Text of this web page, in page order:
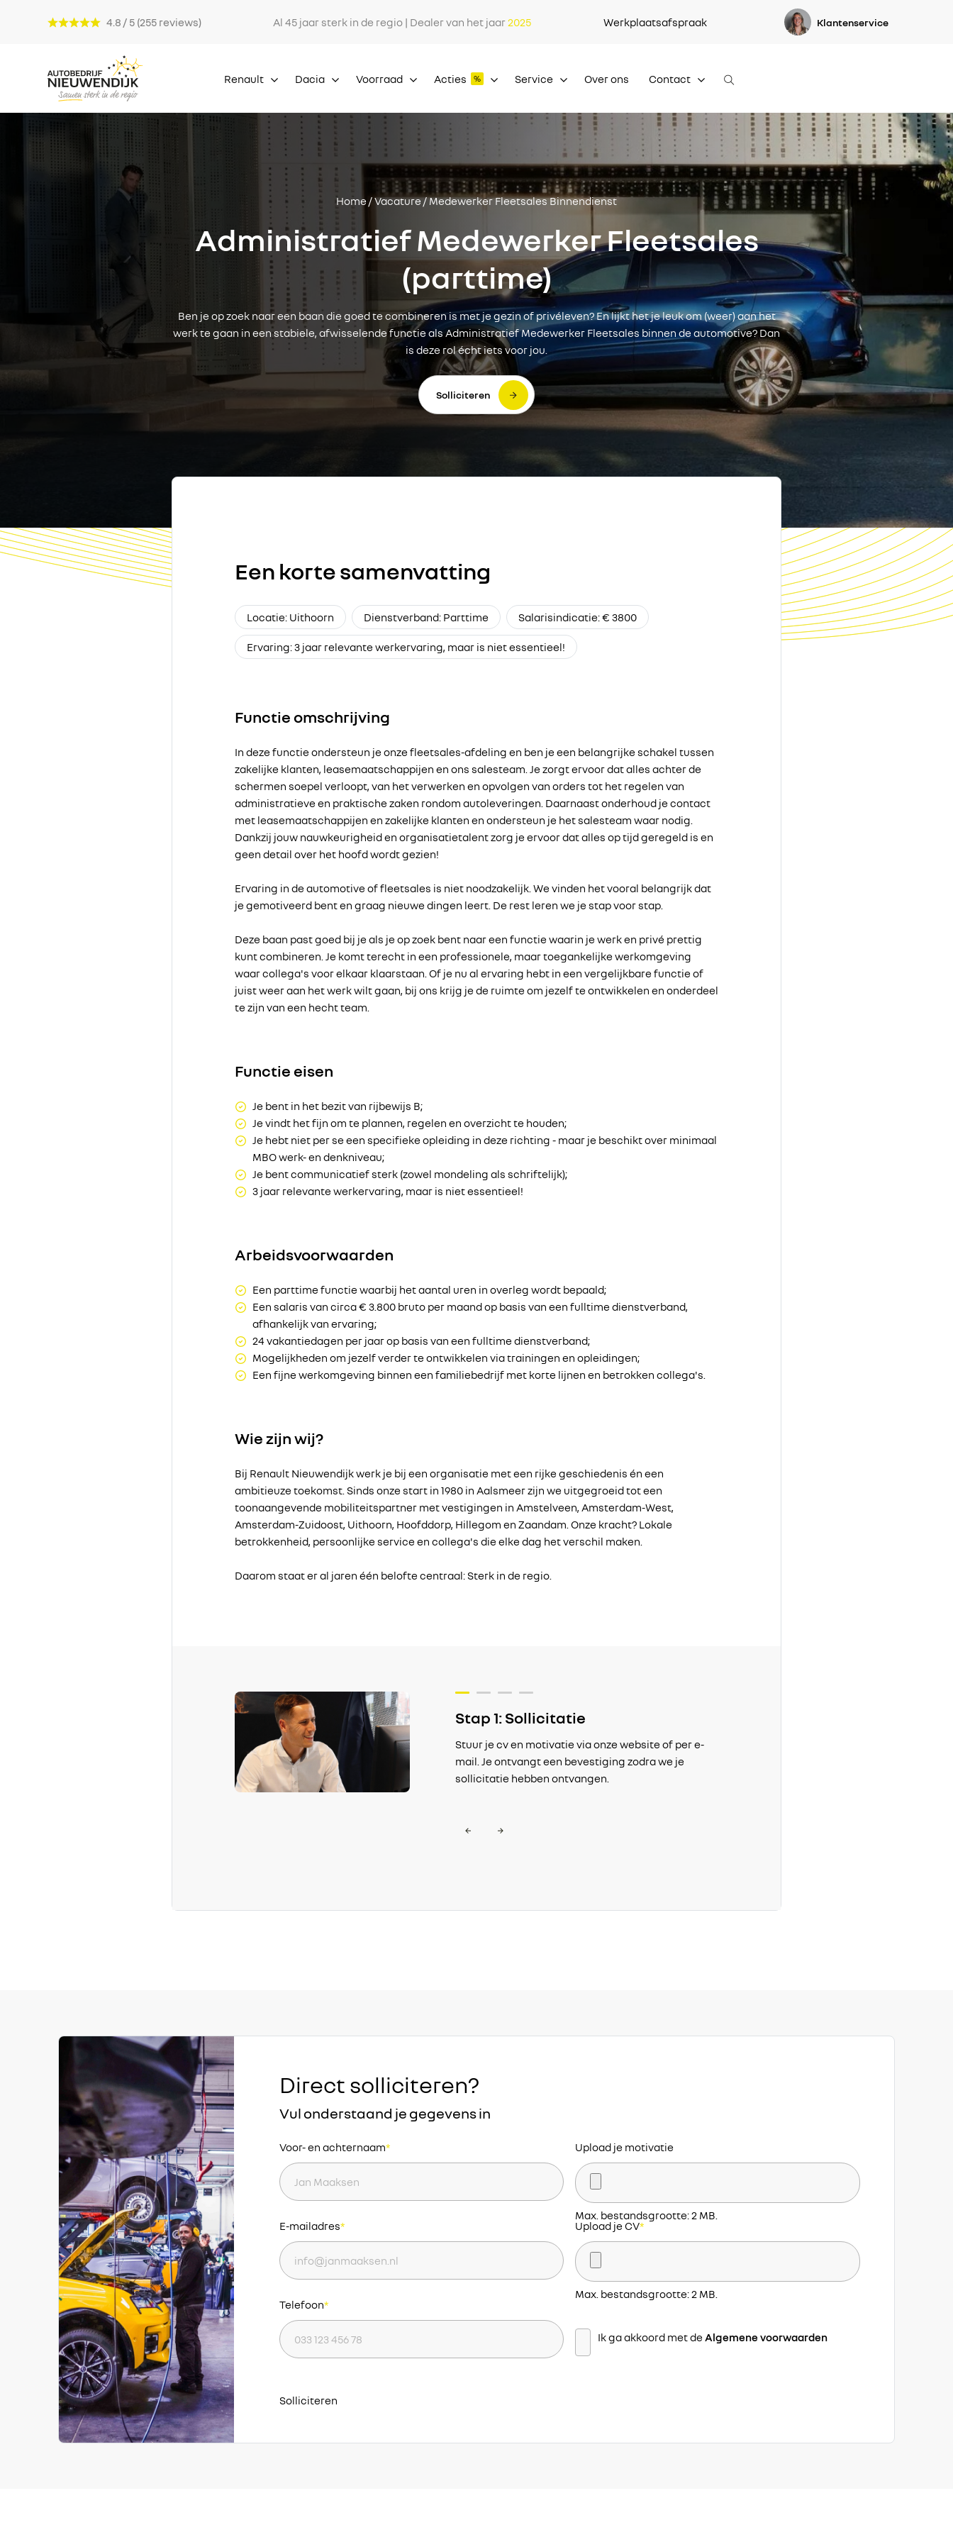
4.8 / 5 (255 reviews) Al 45 jaar sterk in de regio | Dealer van het jaar2025 Werkplaatsafspraak Klantenservice
Renault Dacia Voorraad Acties Service Over ons Contact
Home/Vacature/ Medewerker Fleetsales Binnendienst
Administratief Medewerker Fleetsales
(parttime)
Ben je op zoek naar een baan die goed te combineren is met je gezin of privéleven? En lijkt het je leuk om (weer) aan het
werk te gaan in een stabiele, afwisselende functie als Administratief Medewerker Fleetsales binnen de automotive? Dan
is deze rol écht iets voor jou.
Solliciteren
Een korte samenvatting
Locatie: Uithoorn Dienstverband: Parttime Salarisindicatie: € 3800
Ervaring: 3 jaar relevante werkervaring, maar is niet essentieel!
Functie omschrijving
In deze functie ondersteun je onze fleetsales-afdeling en ben je een belangrijke schakel tussen
zakelijke klanten, leasemaatschappijen en ons salesteam. Je zorgt ervoor dat alles achter de
schermen soepel verloopt, van het verwerken en opvolgen van orders tot het regelen van
administratieve en praktische zaken rondom autoleveringen. Daarnaast onderhoud je contact
met leasemaatschappijen en zakelijke klanten en ondersteun je het salesteam waar nodig.
Dankzij jouw nauwkeurigheid en organisatietalent zorg je ervoor dat alles op tijd geregeld is en
geen detail over het hoofd wordt gezien!
Ervaring in de automotive of fleetsales is niet noodzakelijk. We vinden het vooral belangrijk dat
je gemotiveerd bent en graag nieuwe dingen leert. De rest leren we je stap voor stap.
Deze baan past goed bij je als je op zoek bent naar een functie waarin je werk en privé prettig
kunt combineren. Je komt terecht in een professionele, maar toegankelijke werkomgeving
waar collega's voor elkaar klaarstaan. Of je nu al ervaring hebt in een vergelijkbare functie of
juist weer aan het werk wilt gaan, bij ons krijg je de ruimte om jezelf te ontwikkelen en onderdeel
te zijn van een hecht team.
Functie eisen
Je bent in het bezit van rijbewijs B;
Je vindt het fijn om te plannen, regelen en overzicht te houden;
Je hebt niet per se een specifieke opleiding in deze richting - maar je beschikt over minimaal
MBO werk- en denkniveau;
Je bent communicatief sterk (zowel mondeling als schriftelijk);
3 jaar relevante werkervaring, maar is niet essentieel!
Arbeidsvoorwaarden
Een parttime functie waarbij het aantal uren in overleg wordt bepaald;
Een salaris van circa € 3.800 bruto per maand op basis van een fulltime dienstverband,
afhankelijk van ervaring;
24 vakantiedagen per jaar op basis van een fulltime dienstverband;
Mogelijkheden om jezelf verder te ontwikkelen via trainingen en opleidingen;
Een fijne werkomgeving binnen een familiebedrijf met korte lijnen en betrokken collega's.
Wie zijn wij?
Bij Renault Nieuwendijk werk je bij een organisatie met een rijke geschiedenis én een
ambitieuze toekomst. Sinds onze start in 1980 in Aalsmeer zijn we uitgegroeid tot een
toonaangevende mobiliteitspartner met vestigingen in Amstelveen, Amsterdam-West,
Amsterdam-Zuidoost, Uithoorn, Hoofddorp, Hillegom en Zaandam. Onze kracht? Lokale
betrokkenheid, persoonlijke service en collega's die elke dag het verschil maken.
Daarom staat er al jaren één belofte centraal: Sterk in de regio.
Stap 4: Terugkoppeling
Na het laatste gesprek hoor je snel van ons of je
bent aangenomen. Bij een positief resultaat
bespreken we de arbeidsvoorwaarden en starten
we het inwerktraject.
Stap 1: Sollicitatie
Stuur je cv en motivatie via onze website of per e-
mail. Je ontvangt een bevestiging zodra we je
sollicitatie hebben ontvangen.
Direct solliciteren?
Vul onderstaand je gegevens in
Voor- en achternaam*
E-mailadres*
Telefoon*
Upload je motivatie
Max. bestandsgrootte: 2 MB.
Upload je CV*
Max. bestandsgrootte: 2 MB.
Instemming
Ik ga akkoord met deAlgemene voorwaarden
Solliciteren